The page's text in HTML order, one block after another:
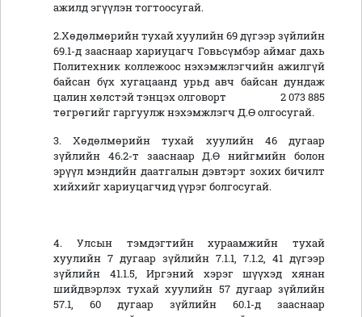
ажилд эгүүлэн тогтоосугай.
2.Хөдөлмөрийн тухай хуулийн 69 дүгээр зүйлийн
69.1-д зааснаар хариуцагч Говьсүмбэр аймаг дахь
Политехник коллежоос нэхэмжлэгчийн ажилгүй
байсан бүх хугацаанд урьд авч байсан дундаж
цалин хөлстэй тэнцэх олговорт 2 073 885
төгрөгийг гаргуулж нэхэмжлэгч Д.Ө олгосугай.
3. Хөдөлмөрийн тухай хуулийн 46 дугаар
зүйлийн 46.2-т зааснаар Д.Ө нийгмийн болон
эрүүл мэндийн даатгалын дэвтэрт зохих бичилт
хийхийг хариуцагчид үүрэг болгосугай.
4. Улсын тэмдэгтийн хураамжийн тухай
хуулийн 7 дугаар зүйлийн 7.1.1, 7.1.2, 41 дүгээр
зүйлийн 41.1.5, Иргэний хэрэг шүүхэд хянан
шийдвэрлэх тухай хуулийн 57 дугаар зүйлийн
57.1, 60 дугаар зүйлийн 60.1-д зааснаар